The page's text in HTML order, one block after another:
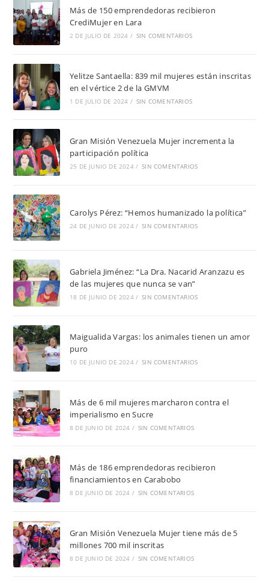
Más de 150 emprendedoras recibieron
CrediMujer en Lara
2 DE JULIO DE 2024 / SIN COMENTARIOS
Yelitze Santaella: 839 mil mujeres están inscritas
en el vértice 2 de la GMVM
1 DE JULIO DE 2024 / SIN COMENTARIOS
Gran Misión Venezuela Mujer incrementa la
participación política
25 DE JUNIO DE 2024 / SIN COMENTARIOS
Carolys Pérez: “Hemos humanizado la política”
24 DE JUNIO DE 2024 / SIN COMENTARIOS
Gabriela Jiménez: “La Dra. Nacarid Aranzazu es
de las mujeres que nunca se van”
18 DE JUNIO DE 2024 / SIN COMENTARIOS
Maigualida Vargas: los animales tienen un amor
puro
10 DE JUNIO DE 2024 / SIN COMENTARIOS
Más de 6 mil mujeres marcharon contra el
imperialismo en Sucre
8 DE JUNIO DE 2024 / SIN COMENTARIOS
Más de 186 emprendedoras recibieron
financiamientos en Carabobo
8 DE JUNIO DE 2024 / SIN COMENTARIOS
Gran Misión Venezuela Mujer tiene más de 5
millones 700 mil inscritas
8 DE JUNIO DE 2024 / SIN COMENTARIOS